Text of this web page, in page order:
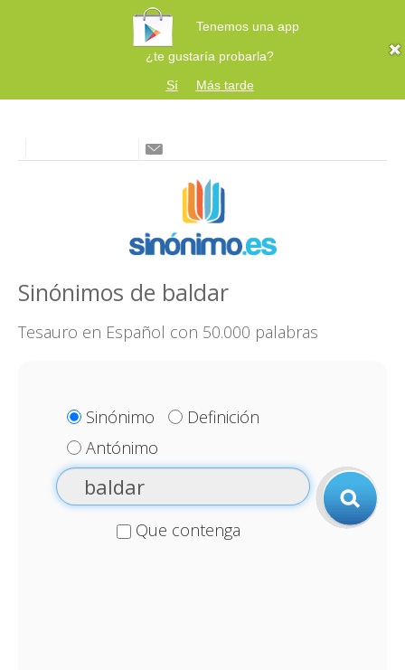
Tenemos una app
¿te gustaría probarla?
Sí
Más tarde
Sinónimos de baldar
Tesauro en Español con 50.000 palabras
Sinónimo
Definición
Antónimo
Que contenga